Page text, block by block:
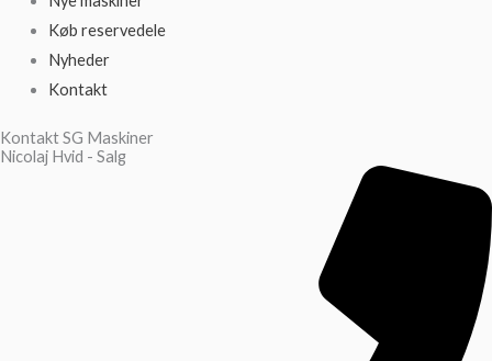
Køb reservedele
Nyheder
Kontakt
Kontakt SG Maskiner
Nicolaj Hvid - Salg